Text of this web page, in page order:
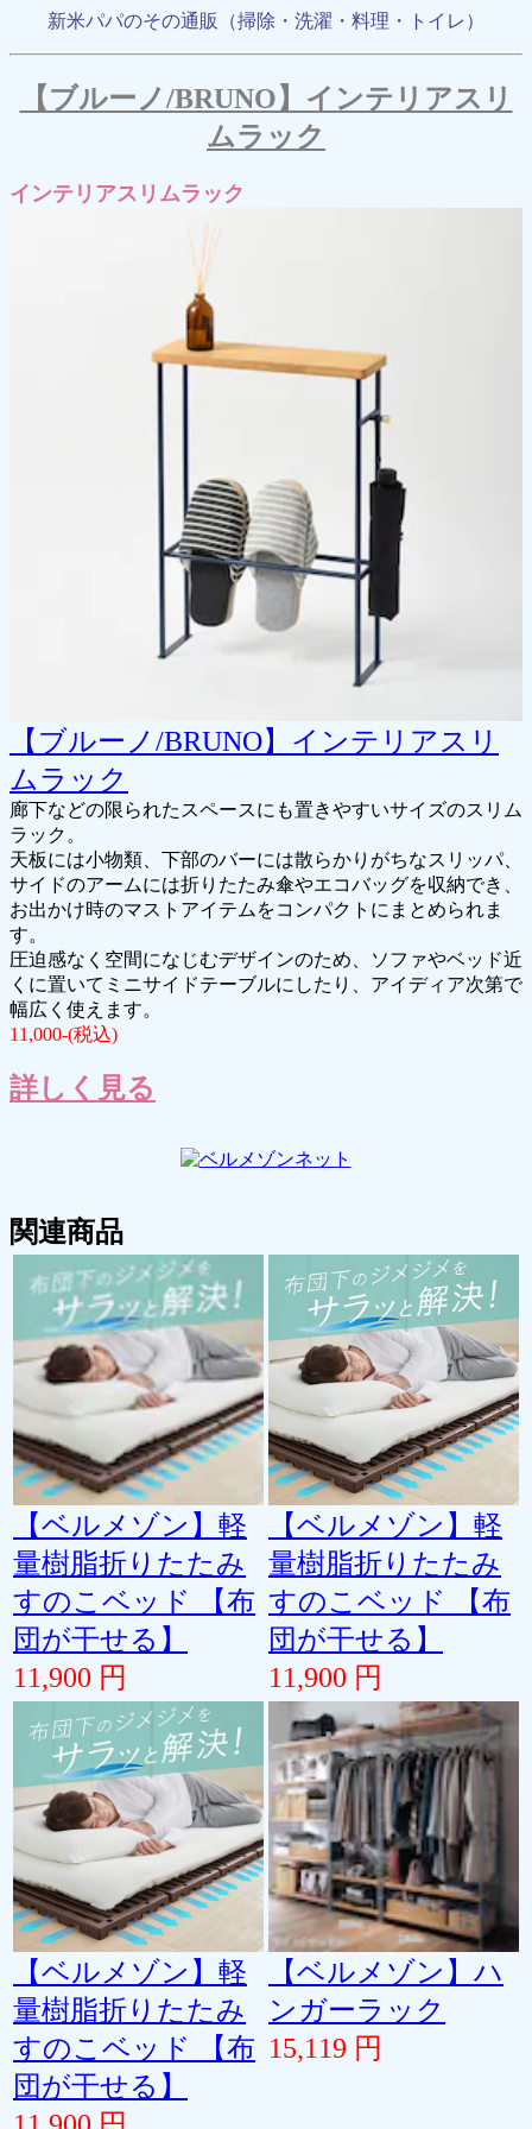
新米パパのその通販（掃除・洗濯・料理・トイレ）
【ブルーノ/BRUNO】インテリアスリ
ムラック
インテリアスリムラック
【ブルーノ/BRUNO】インテリアスリ
ムラック
廊下などの限られたスペースにも置きやすいサイズのスリム
ラック。
天板には小物類、下部のバーには散らかりがちなスリッパ、
サイドのアームには折りたたみ傘やエコバッグを収納でき、
お出かけ時のマストアイテムをコンパクトにまとめられま
す。
圧迫感なく空間になじむデザインのため、ソファやベッド近
くに置いてミニサイドテーブルにしたり、アイディア次第で
幅広く使えます。
11,000-(税込)
詳しく見る
関連商品
【ベルメゾン】軽
量樹脂折りたたみ
すのこベッド 【布
団が干せる】
11,900 円
【ベルメゾン】軽
量樹脂折りたたみ
すのこベッド 【布
団が干せる】
11,900 円
【ベルメゾン】軽
量樹脂折りたたみ
すのこベッド 【布
団が干せる】
【ベルメゾン】ハ
ンガーラック
15,119 円